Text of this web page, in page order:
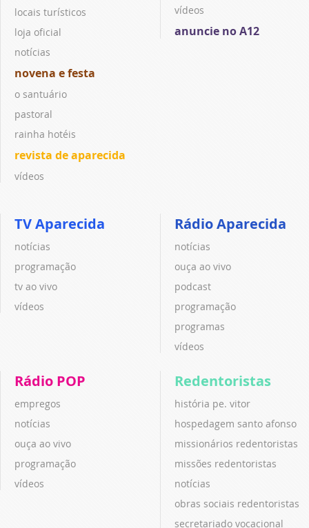
locais turísticos
loja oficial
notícias
novena e festa
o santuário
pastoral
rainha hotéis
revista de aparecida
vídeos
vídeos
anuncie no A12
TV Aparecida
notícias
programação
tv ao vivo
vídeos
Rádio Aparecida
notícias
ouça ao vivo
podcast
programação
programas
vídeos
Rádio POP
empregos
notícias
ouça ao vivo
programação
vídeos
Redentoristas
história pe. vitor
hospedagem santo afonso
missionários redentoristas
missões redentoristas
notícias
obras sociais redentoristas
secretariado vocacional